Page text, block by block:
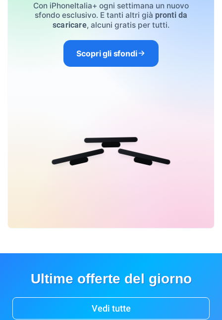
Con iPhoneItalia+ ogni settimana un nuovo
sfondo esclusivo. E tanti altri già pronti da
scaricare, alcuni gratis per tutti.
Scopri gli sfondi
Ultime offerte del giorno
Vedi tutte